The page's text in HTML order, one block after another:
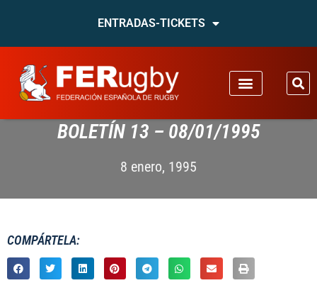
ENTRADAS-TICKETS
BOLETÍN 13 – 08/01/1995
8 enero, 1995
COMPÁRTELA: